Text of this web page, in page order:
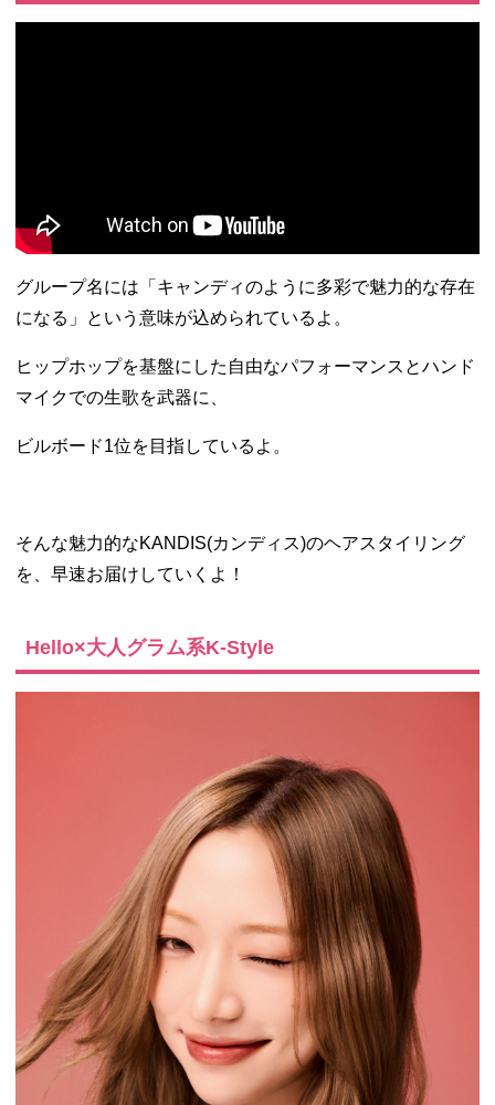
グループ名には「キャンディのように多彩で魅力的な存在
になる」という意味が込められているよ。
ヒップホップを基盤にした自由なパフォーマンスとハンド
マイクでの生歌を武器に、
ビルボード1位を目指しているよ。
そんな魅力的なKANDIS(カンディス)のヘアスタイリング
を、早速お届けしていくよ！
Hello×大人グラム系K-Style